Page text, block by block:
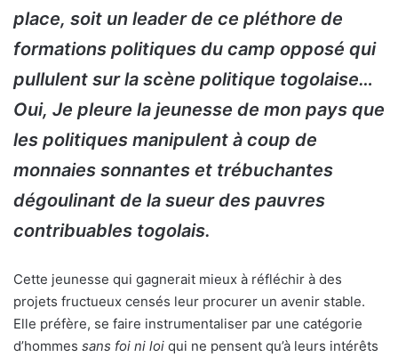
place, soit un leader de ce pléthore de
formations politiques du camp opposé qui
pullulent sur la scène politique togolaise…
Oui, Je pleure la jeunesse de mon pays que
les politiques manipulent à coup de
monnaies sonnantes et trébuchantes
dégoulinant de la sueur des pauvres
contribuables togolais.
Cette jeunesse qui gagnerait mieux à réfléchir à des
projets fructueux censés leur procurer un avenir stable.
Elle préfère, se faire instrumentaliser par une catégorie
d’hommes sans foi ni loi qui ne pensent qu’à leurs intérêts